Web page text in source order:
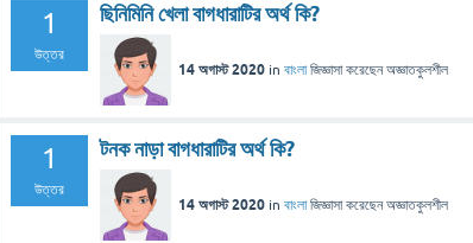
1
উত্তর
ছিনিমিনি খেলা বাগধারাটির অর্থ কি?
14 অগাস্ট 2020 in বাংলা জিজ্ঞাসা করেছেনঅজ্ঞাতকুলশীল
1
উত্তর
টনক নাড়া বাগধারাটির অর্থ কি?
14 অগাস্ট 2020 in বাংলা জিজ্ঞাসা করেছেনঅজ্ঞাতকুলশীল